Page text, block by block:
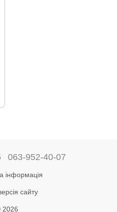
063-952-40-07
інформація
сайту
2026